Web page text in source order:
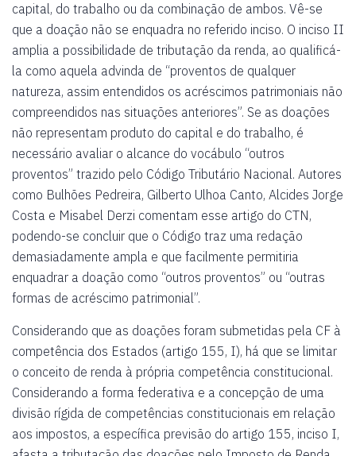
capital, do trabalho ou da combinação de ambos. Vê-se
que a doação não se enquadra no referido inciso. O inciso II
amplia a possibilidade de tributação da renda, ao qualificá-
la como aquela advinda de “proventos de qualquer
natureza, assim entendidos os acréscimos patrimoniais não
compreendidos nas situações anteriores”. Se as doações
não representam produto do capital e do trabalho, é
necessário avaliar o alcance do vocábulo “outros
proventos” trazido pelo Código Tributário Nacional. Autores
como Bulhões Pedreira, Gilberto Ulhoa Canto, Alcides Jorge
Costa e Misabel Derzi comentam esse artigo do CTN,
podendo-se concluir que o Código traz uma redação
demasiadamente ampla e que facilmente permitiria
enquadrar a doação como “outros proventos” ou “outras
formas de acréscimo patrimonial”.
Considerando que as doações foram submetidas pela CF à
competência dos Estados (artigo 155, I), há que se limitar
o conceito de renda à própria competência constitucional.
Considerando a forma federativa e a concepção de uma
divisão rígida de competências constitucionais em relação
aos impostos, a específica previsão do artigo 155, inciso I,